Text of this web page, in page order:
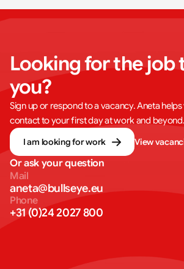
Looking for the job
you?
Sign up or respond to a vacancy. Aneta
contact to your first day at work and beyond.
I am looking for work
View
Or ask your question
Mail
aneta@bullseye.eu
Phone
+31 (0)24 2027 800